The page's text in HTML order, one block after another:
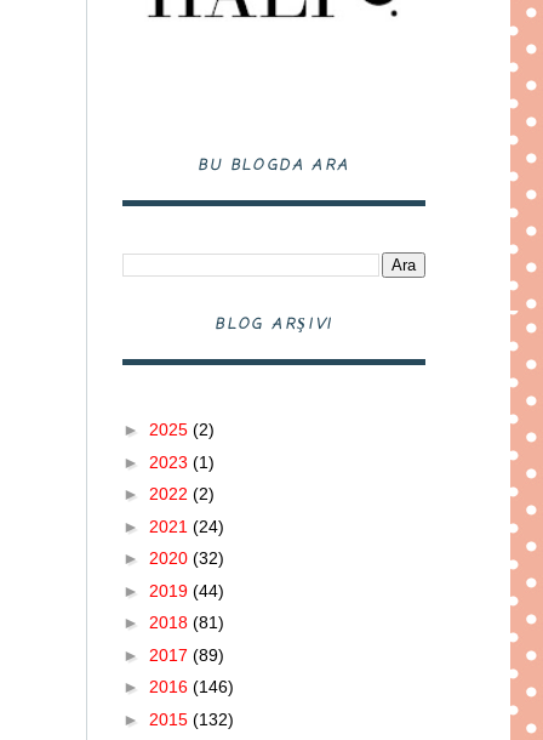
BU BLOGDA ARA
BLOG ARŞIVI
► 2025 (2)
► 2023 (1)
► 2022 (2)
► 2021 (24)
► 2020 (32)
► 2019 (44)
► 2018 (81)
► 2017 (89)
► 2016 (146)
► 2015 (132)